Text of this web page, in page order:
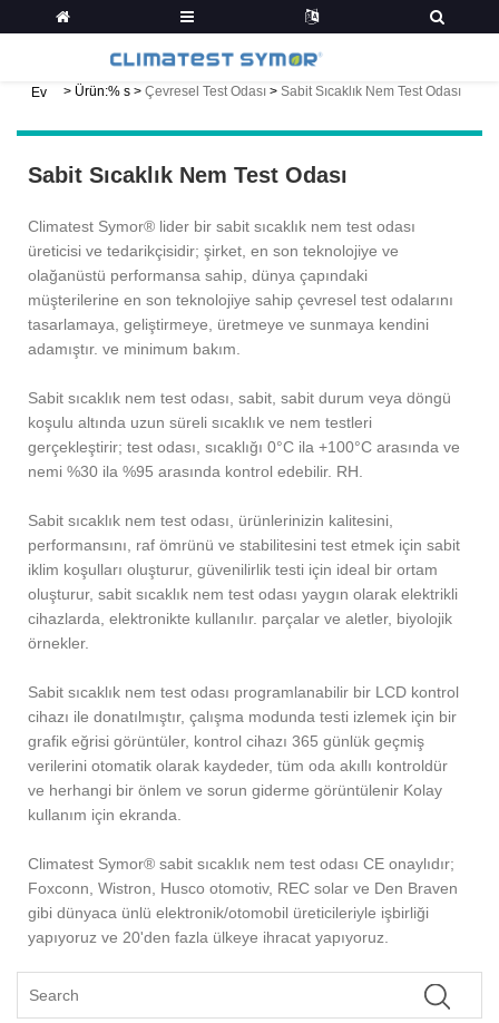
Ev > Ürün:% s > Çevresel Test Odası > Sabit Sıcaklık Nem Test Odası
Sabit Sıcaklık Nem Test Odası
Climatest Symor® lider bir sabit sıcaklık nem test odası
üreticisi ve tedarikçisidir; şirket, en son teknolojiye ve
olağanüstü performansa sahip, dünya çapındaki
müşterilerine en son teknolojiye sahip çevresel test odalarını
tasarlamaya, geliştirmeye, üretmeye ve sunmaya kendini
adamıştır. ve minimum bakım.
Sabit sıcaklık nem test odası, sabit, sabit durum veya döngü
koşulu altında uzun süreli sıcaklık ve nem testleri
gerçekleştirir; test odası, sıcaklığı 0°C ila +100°C arasında ve
nemi %30 ila %95 arasında kontrol edebilir. RH.
Sabit sıcaklık nem test odası, ürünlerinizin kalitesini,
performansını, raf ömrünü ve stabilitesini test etmek için sabit
iklim koşulları oluşturur, güvenilirlik testi için ideal bir ortam
oluşturur, sabit sıcaklık nem test odası yaygın olarak elektrikli
cihazlarda, elektronikte kullanılır. parçalar ve aletler, biyolojik
örnekler.
Sabit sıcaklık nem test odası programlanabilir bir LCD kontrol
cihazı ile donatılmıştır, çalışma modunda testi izlemek için bir
grafik eğrisi görüntüler, kontrol cihazı 365 günlük geçmiş
verilerini otomatik olarak kaydeder, tüm oda akıllı kontroldür
ve herhangi bir önlem ve sorun giderme görüntülenir Kolay
kullanım için ekranda.
Climatest Symor® sabit sıcaklık nem test odası CE onaylıdır;
Foxconn, Wistron, Husco otomotiv, REC solar ve Den Braven
gibi dünyaca ünlü elektronik/otomobil üreticileriyle işbirliği
yapıyoruz ve 20'den fazla ülkeye ihracat yapıyoruz.